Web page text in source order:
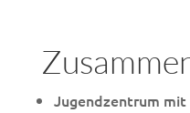
Jugendzentrum